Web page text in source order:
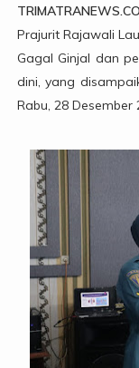
Prajurit Rajawali
Gagal Ginjal dan
dini, yang
Rabu, 28 Desember